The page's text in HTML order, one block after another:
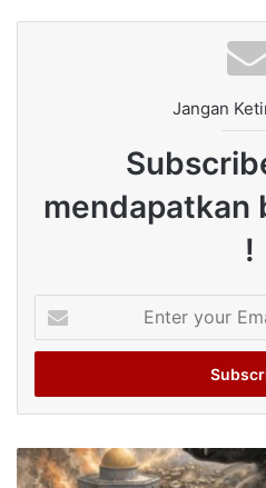
Jangan
mendapatkan
!
your
Email